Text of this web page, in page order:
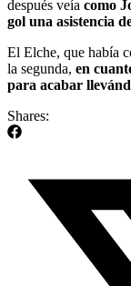
después veía como
gol una asistencia
El Elche, que había
la segunda, en
para acabar
Shares: